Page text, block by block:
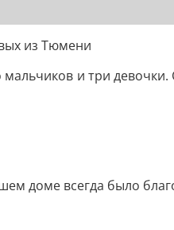
из Тюмени
и три
доме всегда было